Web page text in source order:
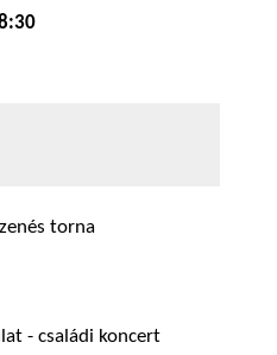
torna
- családi koncert